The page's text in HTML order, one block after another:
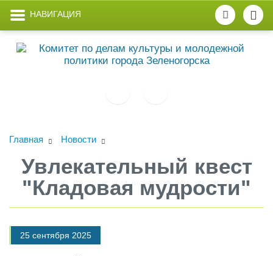
НАВИГАЦИЯ
Главная Новости
Увлекательный квест
"Кладовая мудрости"
25 сентября 2025